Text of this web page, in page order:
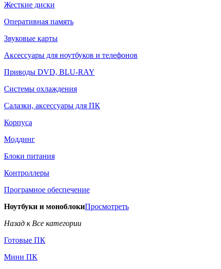
Жесткие диски
Оперативная память
Звуковые карты
Аксессуары для ноутбуков и телефонов
Приводы DVD, BLU-RAY
Системы охлаждения
Салазки, аксессуары для ПК
Корпуса
Моддинг
Блоки питания
Контроллеры
Програмное обеспечение
Ноутбуки и моноблокиПросмотреть
Назад к Все категории
Готовые ПК
Мини ПК